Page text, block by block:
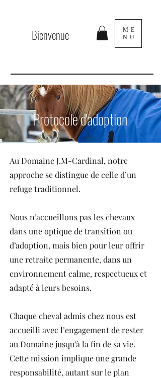
Bienvenue
ME
NU
Protocole d'adoption
Au Domaine J.M-Cardinal, notre
approche se distingue de celle d’un
refuge traditionnel.
Nous n’accueillons pas les chevaux
dans une optique de transition ou
d’adoption, mais bien pour leur offrir
une retraite permanente, dans un
environnement calme, respectueux et
adapté à leurs besoins.
Chaque cheval admis chez nous est
accueilli avec l’engagement de rester
au Domaine jusqu’à la fin de sa vie.
Cette mission implique une grande
responsabilité, autant sur le plan